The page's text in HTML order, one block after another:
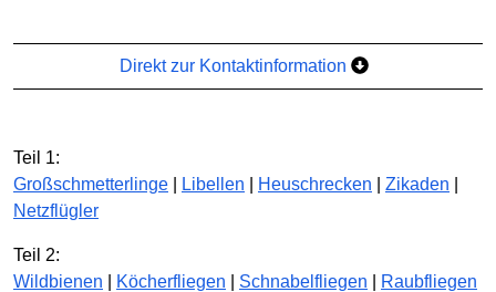
Direkt zur Kontaktinformation
Teil 1:
Großschmetterlinge
Libellen Heuschrecken Zikaden
Netzflügler
Teil 2:
Wildbienen
Köcherfliegen Schnabelfliegen
Raubfliegen